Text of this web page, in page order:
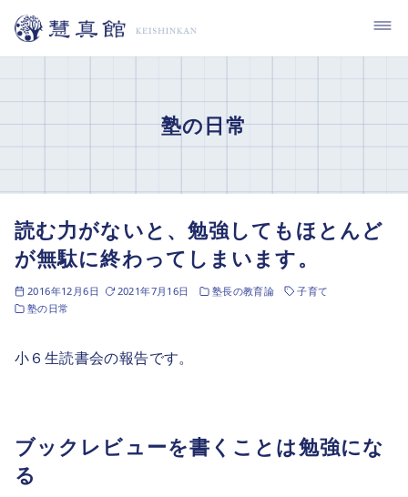
テ
塾の日常
読む力がないと、勉強してもほとんど
が無駄に終わってしまいます。
2016年12月6日 2021年7月16日 塾長の教育論
子育て
塾の日常
小６生読書会の報告です。
ブックレビューを書くことは勉強にな
る